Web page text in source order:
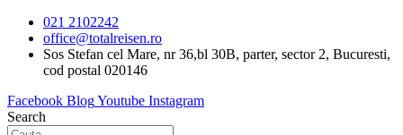
conținut
021 2102242
office@totalreisen.ro
Sos Stefan cel Mare, nr 36,bl 30B, parter, sector 2, Bucuresti,
cod postal 020146
Facebook BlogYoutube Instagram
Search